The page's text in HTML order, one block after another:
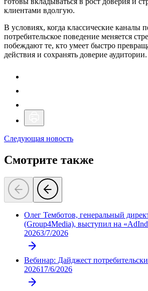
клиентами вдолгую.
В условиях, когда классические каналы
потребительское поведение меняется
побеждают те, кто умеет быстро
действия и сохранять доверие аудитории.
Следующая новость
Смотрите также
Олег Темботов, генеральный
(Group4Media), выступил на
20263/7/2026
Вебинар: Дайджест
202617/6/2026